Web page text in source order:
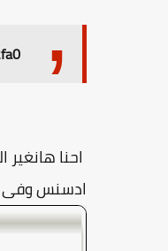
احنا هانغير
ادسنس وفى